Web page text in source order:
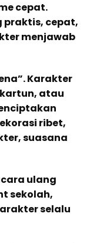
cepat.
praktis, cepat,
menjawab
Karakter
atau
ribet,
suasana
ulang
sekolah,
selalu